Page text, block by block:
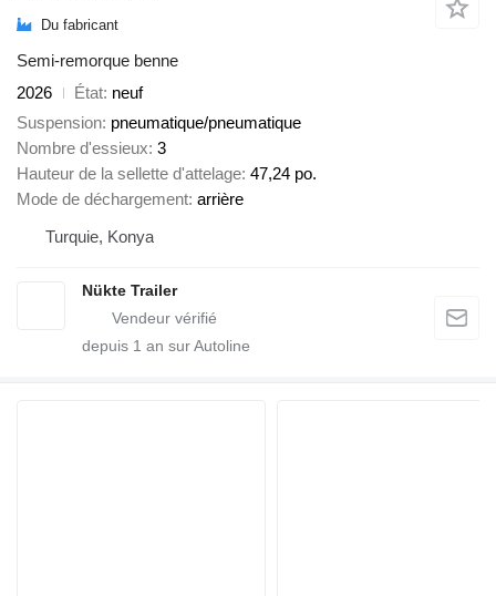
Du fabricant
Semi-remorque benne
2026
État neuf
Suspension pneumatique/pneumatique
Nombre d'essieux 3
Hauteur de la sellette d'attelage 47,24 po.
Mode de déchargement arrière
Turquie, Konya
Nükte Trailer
depuis 1 an sur Autoline